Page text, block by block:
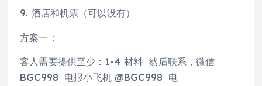
9. 酒店和机票（可以没有）
方案一：
客人需要提供至少：1-4 材料 然后联系，微信
BGC998 电报小飞机 @BGC998 电